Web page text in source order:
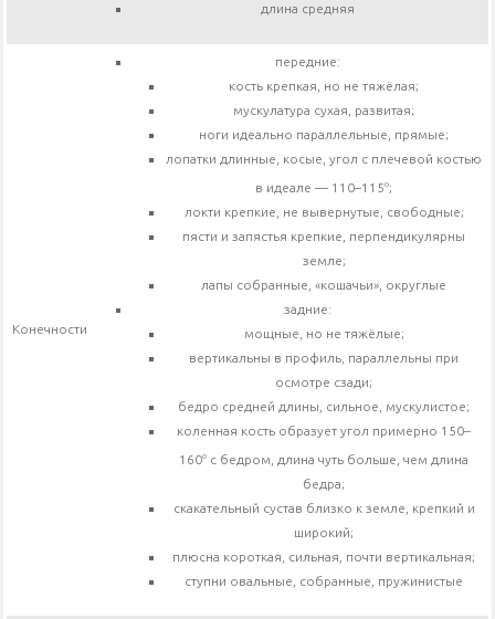
длина средняя
Конечности
передние:
кость крепкая, но не тяжёлая;
мускулатура сухая, развитая;
ноги идеально параллельные, прямые;
лопатки длинные, косые, угол с плечевой костью
в идеале — 110–115о;
локти крепкие, не вывернутые, свободные;
пясти и запястья крепкие, перпендикулярны
земле;
лапы собранные, «кошачьи», округлые
задние:
мощные, но не тяжёлые;
вертикальны в профиль, параллельны при
осмотре сзади;
бедро средней длины, сильное, мускулистое;
коленная кость образует угол примерно 150–
160о с бедром, длина чуть больше, чем длина
бедра;
скакательный сустав близко к земле, крепкий и
широкий;
плюсна короткая, сильная, почти вертикальная;
ступни овальные, собранные, пружинистые